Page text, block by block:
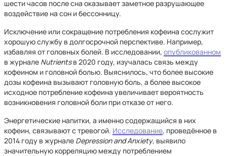
шести часов после сна оказывает заметное разрушающее
воздействие на сон и бессонницу.
Исключение или сокращение потребления кофеина сослужит
хорошую службу в долгосрочной перспективе. Например,
избавляя от головных болей. В исследовании, опубликованном
в журнале Nutrientsв 2020 году, изучалась связь между
кофеином и головной болью. Выяснилось, что более высокие
дозы кофеина вызывают головную боль, а более высокое
исходное потребление кофеина увеличивает вероятность
возникновения головной боли при отказе от него.
Энергетические напитки, а именно содержащийся в них
кофеин, связывают с тревогой. Исследование, проведённое в
2014 году в журнале Depression and Anxiety, выявило
значительную корреляцию между потреблением